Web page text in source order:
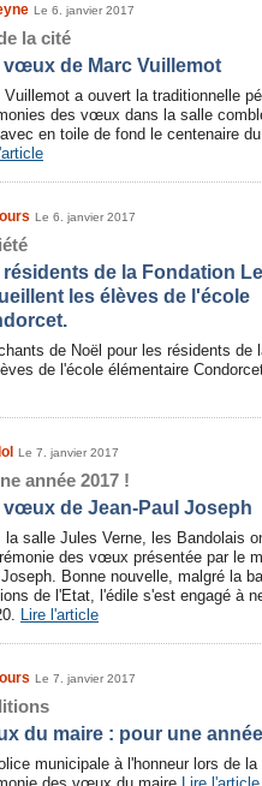
Le 6. janvier 2017
la cité
vœux de Marc Vuillemot
Vuillemot a ouvert la traditionnelle
des vœux dans la salle
en toile de fond le centenaire
Le 6. janvier 2017
résidents de la Fondation
les élèves de l'école
de Noël pour les résidents de
de l'école élémentaire
Le 7. janvier 2017
année 2017 !
vœux de Jean-Paul Joseph
la salle Jules Verne, les Bandolais
des vœux présentée par le
Bonne nouvelle, malgré la
de l'Etat, l'édile s'est engagé à
Lire l'article
Le 7. janvier 2017
du maire : pour une
municipale à l'honneur lors de